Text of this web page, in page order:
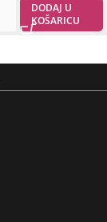
DODAJ U
KOŠARICU